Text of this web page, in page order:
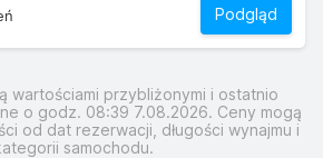
Podgląd
wartościami przybliżonymi i ostatnio
o godz. 08:39 7.08.2026. Ceny mogą
od dat rezerwacji, długości wynajmu i
samochodu.